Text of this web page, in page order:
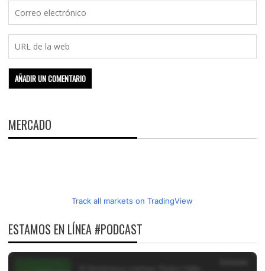
MERCADO
Track all markets on TradingView
ESTAMOS EN LÍNEA #PODCAST